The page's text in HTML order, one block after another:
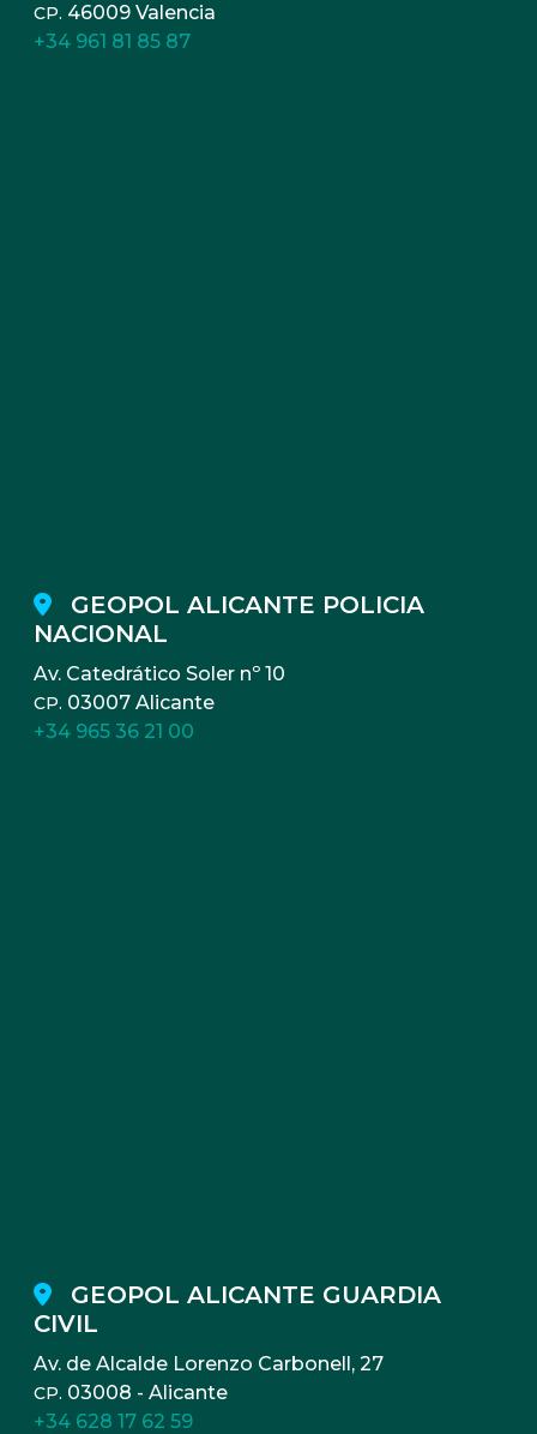
CP. 46009 Valencia
+34 961 81 85 87
GEOPOL ALICANTE POLICIA
NACIONAL
Av. Catedrático Soler nº 10
CP. 03007 Alicante
+34 965 36 21 00
GEOPOL ALICANTE GUARDIA
CIVIL
Av. de Alcalde Lorenzo Carbonell, 27
CP. 03008 - Alicante
+34 628 17 62 59